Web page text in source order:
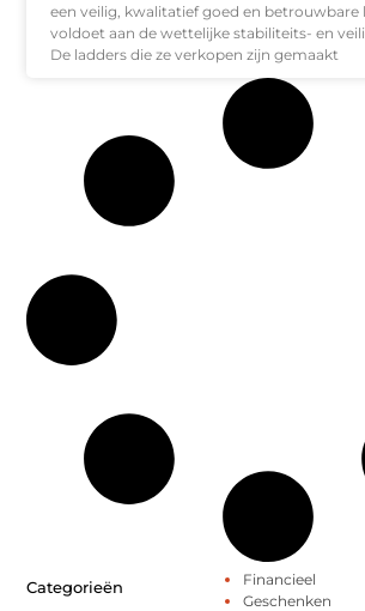
een veilig, kwalitatief goed en betrouwbare
voldoet aan de wettelijke stabiliteits- en
De ladders die ze verkopen zijn gemaakt
Categorieën
Financieel
Geschenken